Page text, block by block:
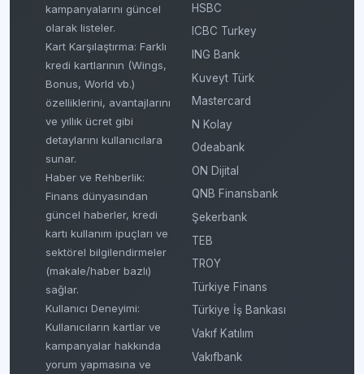
kampanyalarını güncel
olarak listeler.
Kart Karşılaştırma: Farklı
kredi kartlarının (Wings,
Bonus, World vb.)
özelliklerini, avantajlarını
ve yıllık ücret gibi
detaylarını kullanıcılara
sunar.
Haber ve Rehberlik:
Finans dünyasından
güncel haberler, kredi
kartı kullanım ipuçları ve
sektörel bilgilendirmeler
(makale/haber bazlı)
sağlar.
Kullanıcı Deneyimi:
Kullanıcıların kartlar ve
kampanyalar hakkında
yorum yapmasına ve
HSBC
ICBC Turkey
ING Bank
Kuveyt Türk
Mastercard
N Kolay
Odeabank
ON Dijital
QNB Finansbank
Şekerbank
TEB
TROY
Türkiye Finans
Türkiye İş Bankası
Vakıf Katılım
Vakıfbank